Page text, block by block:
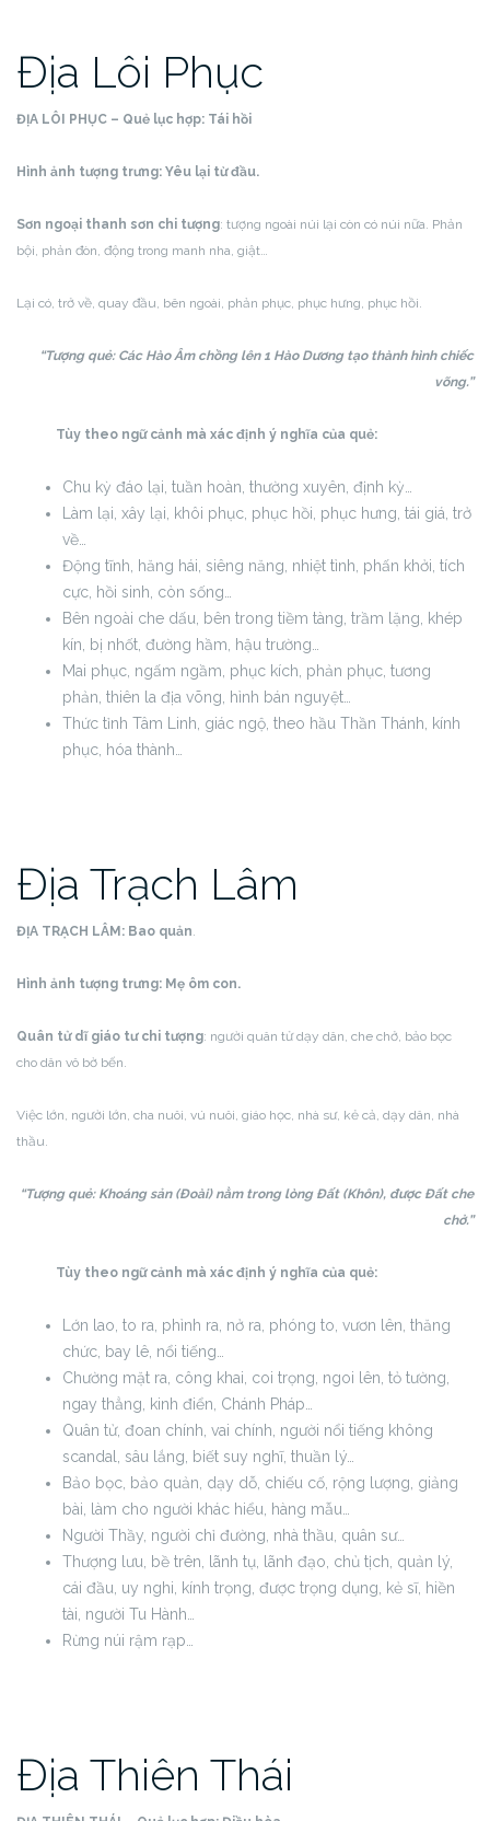
Địa Lôi Phục
ĐỊA LÔI PHỤC – Quẻ lục hợp: Tái hồi
Hình ảnh tượng trưng: Yêu lại từ đầu.
Sơn ngoại thanh sơn chi tượng: tượng ngoài núi lại còn có núi nữa. Phản
bội, phản đòn, động trong manh nha, giật…
Lại có, trở về, quay đầu, bên ngoài, phản phục, phục hưng, phục hồi.
“Tượng quẻ: Các Hào Âm chồng lên 1 Hào Dương tạo thành hình chiếc
võng.”
Tùy theo ngữ cảnh mà xác định ý nghĩa của quẻ:
Chu kỳ đáo lại, tuần hoàn, thường xuyên, định kỳ…
Làm lại, xây lại, khôi phục, phục hồi, phục hưng, tái giá, trở
về…
Động tĩnh, hăng hái, siêng năng, nhiệt tình, phấn khởi, tích
cực, hồi sinh, còn sống…
Bên ngoài che dấu, bên trong tiềm tàng, trầm lặng, khép
kín, bị nhốt, đường hầm, hậu trường…
Mai phục, ngấm ngầm, phục kích, phản phục, tương
phản, thiên la địa võng, hình bán nguyệt…
Thức tỉnh Tâm Linh, giác ngộ, theo hầu Thần Thánh, kính
phục, hóa thành…
Địa Trạch Lâm
ĐỊA TRẠCH LÂM: Bao quản.
Hình ảnh tượng trưng: Mẹ ôm con.
Quân tử dĩ giáo tư chi tượng: người quân tử dạy dân, che chở, bảo bọc
cho dân vô bờ bến.
Việc lớn, người lớn, cha nuôi, vú nuôi, giáo học, nhà sư, kẻ cả, dạy dân, nhà
thầu.
“Tượng quẻ: Khoáng sản (Đoài) nằm trong lòng Đất (Khôn), được Đất che
chở.”
Tùy theo ngữ cảnh mà xác định ý nghĩa của quẻ:
Lớn lao, to ra, phình ra, nở ra, phóng to, vươn lên, thăng
chức, bay lê, nổi tiếng…
Chường mặt ra, công khai, coi trọng, ngoi lên, tỏ tường,
ngay thẳng, kinh điển, Chánh Pháp…
Quân tử, đoan chính, vai chính, người nổi tiếng không
scandal, sâu lắng, biết suy nghĩ, thuần lý…
Bảo bọc, bảo quản, dạy dỗ, chiếu cố, rộng lượng, giảng
bài, làm cho người khác hiểu, hàng mẫu…
Người Thầy, người chỉ đường, nhà thầu, quân sư…
Thượng lưu, bề trên, lãnh tụ, lãnh đạo, chủ tịch, quản lý,
cái đầu, uy nghi, kính trọng, được trọng dụng, kẻ sĩ, hiền
tài, người Tu Hành…
Rừng núi rậm rạp…
Địa Thiên Thái